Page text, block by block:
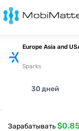
Europe Asia and
Sparks
30 дней
Зарабатывать